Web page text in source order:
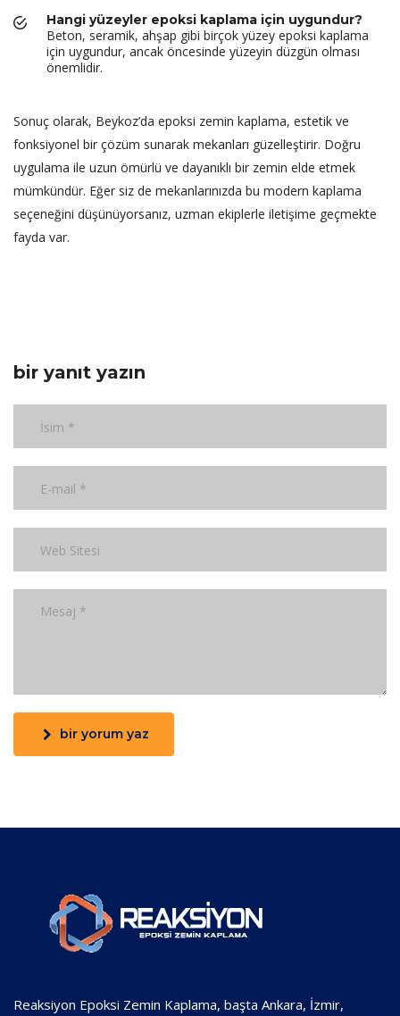
Hangi yüzeyler epoksi kaplama için uygundur?
Beton, seramik, ahşap gibi birçok yüzey epoksi kaplama
için uygundur, ancak öncesinde yüzeyin düzgün olması
önemlidir.
Sonuç olarak, Beykoz’da epoksi zemin kaplama, estetik ve
fonksiyonel bir çözüm sunarak mekanları güzelleştirir. Doğru
uygulama ile uzun ömürlü ve dayanıklı bir zemin elde etmek
mümkündür. Eğer siz de mekanlarınızda bu modern kaplama
seçeneğini düşünüyorsanız, uzman ekiplerle iletişime geçmekte
fayda var.
bir yanıt yazın
bir yorum yaz
Reaksiyon Epoksi Zemin Kaplama, başta Ankara, İzmir,